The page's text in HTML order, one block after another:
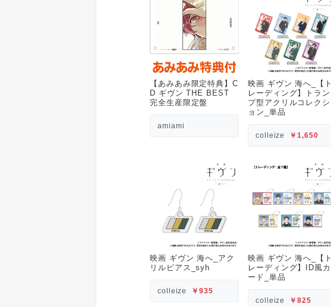
【あみあみ限定特典】C
D ギヴン THE BEST
完全生産限定盤
amiami
映画 ギヴン 海へ_【ト
レーディング】トラン
プ型アクリルコレクシ
ョン_単品
colleize ￥1,650
映画 ギヴン 海へ_アク
リルピアス_syh
colleize ￥935
映画 ギヴン 海へ_【ト
レーディング】ID風カ
ード_単品
colleize ￥825